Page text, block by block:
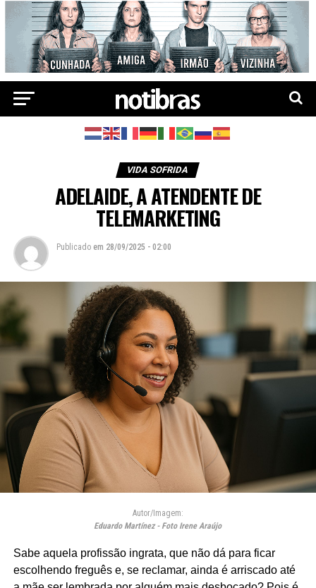
VIDA SOFRIDA
ADELAIDE, A ATENDENTE DE
TELEMARKETING
Publicado em 28/09/2025 - 02:00
Autor/Imagem:
Eduardo Martínez - Foto Irene Araújo
Sabe aquela profissão ingrata, que não dá para ficar
escolhendo freguês e, se reclamar, ainda é arriscado até